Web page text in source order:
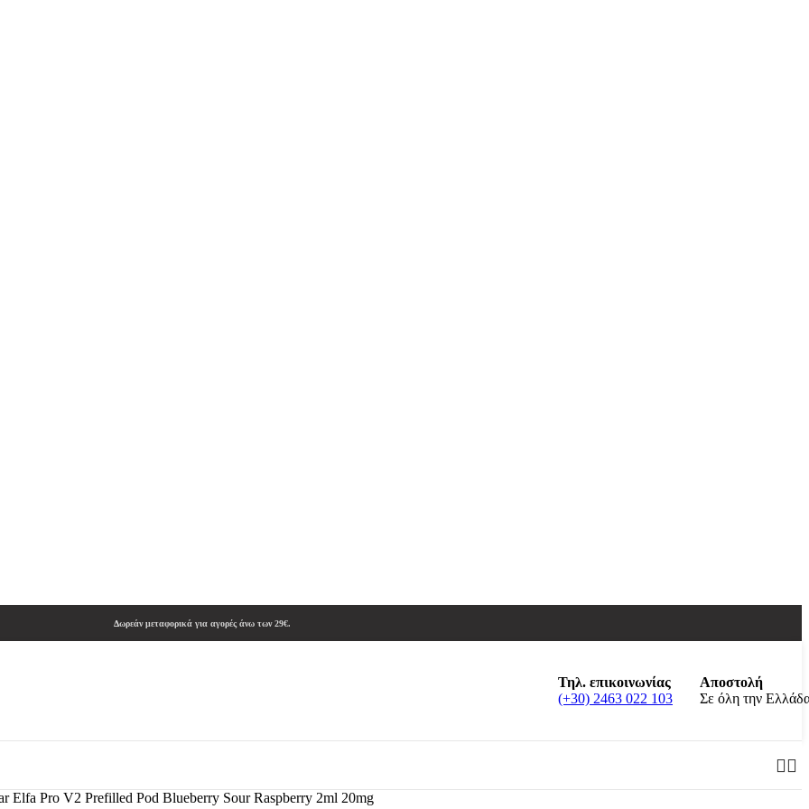
Δωρεάν μεταφορικά για αγορές άνω των 29€.
Τηλ. επικοινωνίας
(+30) 2463 022 103
Αποστολή
Σε όλη την
Elfa Pro V2 Prefilled Pod Blueberry Sour Raspberry 2ml 20mg